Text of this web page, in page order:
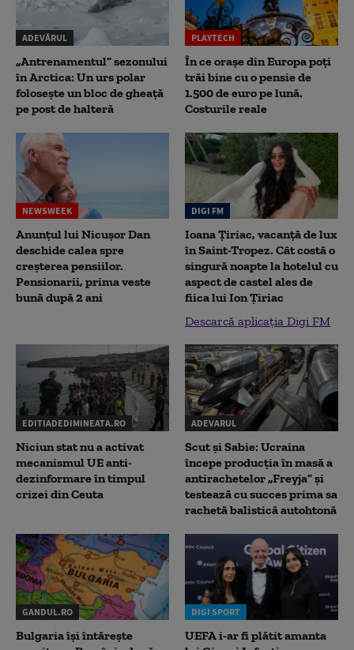
ADEVĂRUL
„Antrenamentul” sezonului
în Arctica: Un urs polar
folosește un bloc de gheață
pe post de halteră
PLAYTECH
În ce orașe din Europa poți
trăi bine cu o pensie de
1.500 de euro pe lună.
Costurile reale
NEWSWEEK
Anunțul lui Nicușor Dan
deschide calea spre
creșterea pensiilor.
Pensionarii, prima veste
bună după 2 ani
DIGI FM
Ioana Țiriac, vacanță de lux
în Saint-Tropez. Cât costă o
singură noapte la hotelul cu
aspect de castel ales de
fiica lui Ion Țiriac
Descarcă aplicația Digi FM
EDITIADEDIMINEATA.RO
Niciun stat nu a activat
mecanismul UE anti-
dezinformare în timpul
crizei din Ceuta
ADEVARUL
Scut și Sabie: Ucraina
începe producția în masă a
antirachetelor „Freyja” și
testează cu succes prima sa
rachetă balistică autohtonă
GANDUL.RO
Bulgaria își întărește
DIGI SPORT
UEFA i-ar fi plătit amanta